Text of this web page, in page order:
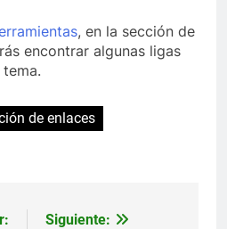
, en la sección de
encontrar algunas ligas
de enlaces
Siguiente: